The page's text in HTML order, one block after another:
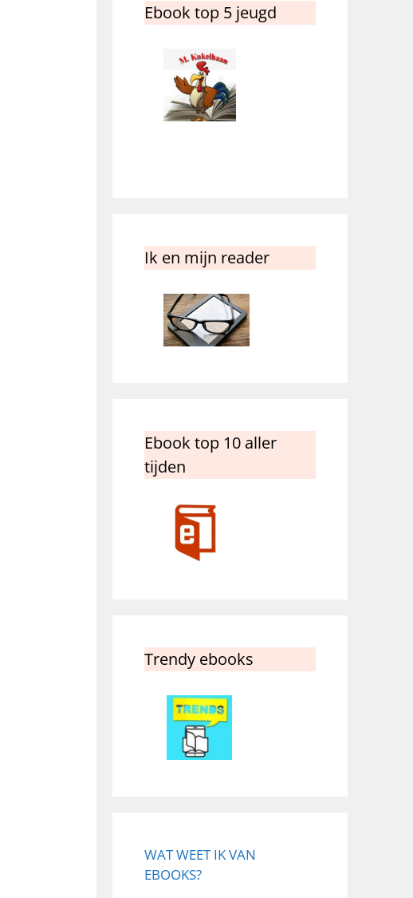
Ebook top 5 jeugd
Ik en mijn reader
Ebook top 10 aller
tijden
Trendy ebooks
WAT WEET IK VAN
EBOOKS?